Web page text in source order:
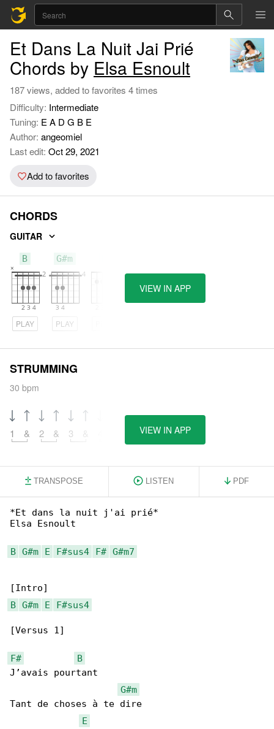
Et Dans La Nuit Jai Prié
Chords by Elsa Esnoult
187 views, added to favorites 4 times
Difficulty: Intermediate
Tuning: E A D G B E
Author: angeomiel
Last edit: Oct 29, 2021
Add to favorites
CHORDS
GUITAR
B
PLAY
G#m
PLAY
VIEW IN APP
STRUMMING
30 bpm
1 & 2 & 3 VIEW IN APP
TRANSPOSE LISTEN PDF
*Et dans la nuit j'ai prié*
Elsa Esnoult
B G#m E F#sus4 F# G#m7
B G#m E F#sus4
[Versus 1]
F#
B
J’avais pourtant
G#m
Tant de choses à te dire
E